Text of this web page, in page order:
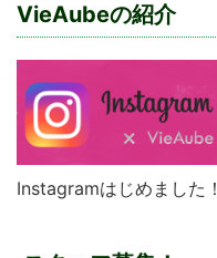
VieAubeの紹介
Instagramはじめました！